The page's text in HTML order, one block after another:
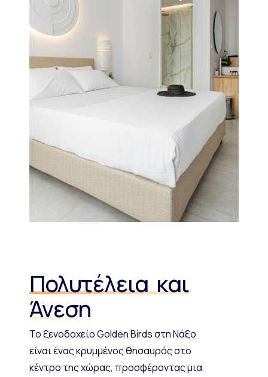
Πολυτέλεια και
Άνεση
Το ξενοδοχείο Golden Birds στη Νάξο
είναι ένας κρυμμένος θησαυρός στο
κέντρο της χώρας, προσφέροντας μια